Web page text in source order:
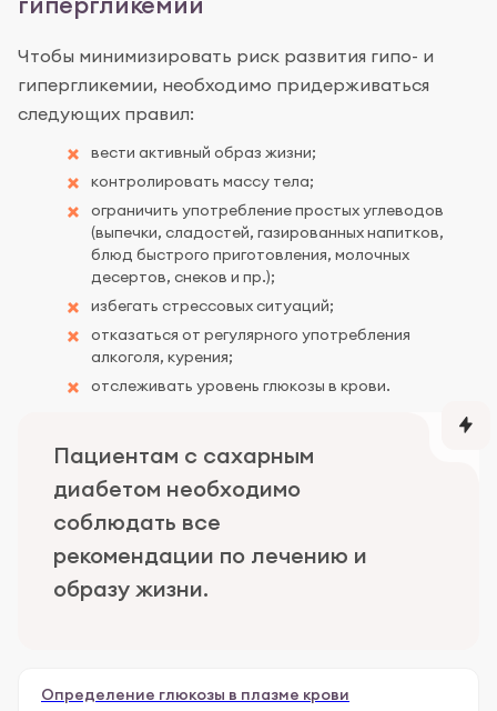
Чтобы минимизировать риск развития гипо- и
гипергликемии, необходимо придерживаться
следующих правил:
вести активный образ жизни;
контролировать массу тела;
ограничить употребление простых углеводов
(выпечки, сладостей, газированных напитков,
блюд быстрого приготовления, молочных
десертов, снеков и пр.);
избегать стрессовых ситуаций;
отказаться от регулярного употребления
алкоголя, курения;
отслеживать уровень глюкозы в крови.
Пациентам с сахарным
диабетом необходимо
соблюдать все
рекомендации по лечению и
образу жизни.
Определение глюкозы в плазме крови